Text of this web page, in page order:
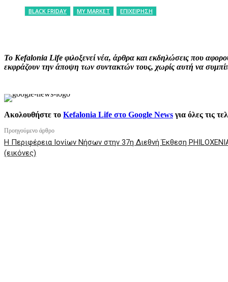
BLACK FRIDAY MY MARKET ΕΠΙΧΕΙΡΗΣΗ
Το Kefalonia Life φιλοξενεί νέα, άρθρα και εκδηλώσεις που
εκφράζουν την άποψη των συντακτών τους, χωρίς αυτή να
Ακολουθήστε το Kefalonia Life στο Google News για όλες τις
Προηγούμενο άρθρο
Η Περιφέρεια Ιονίων Νήσων στην 37η Διεθνή Έκθεση
(εικόνες)